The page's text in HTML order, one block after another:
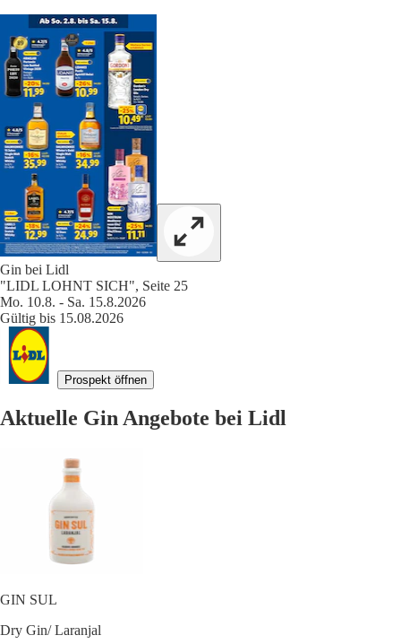
Gin bei Lidl
"LIDL LOHNT SICH", Seite 25
Mo. 10.8. - Sa. 15.8.2026
Gültig bis 15.08.2026
Prospekt öffnen
Aktuelle Gin Angebote bei Lidl
GIN SUL
Dry Gin/ Laranjal